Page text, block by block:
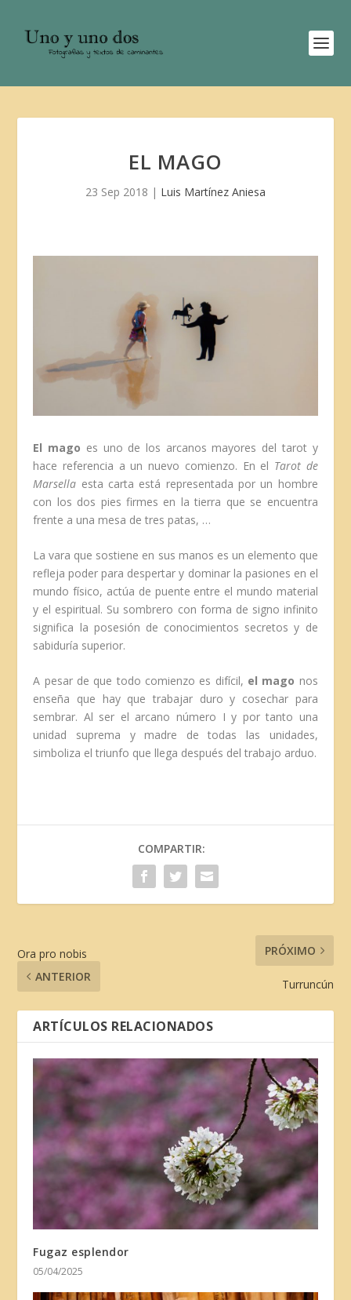
EL MAGO
23 Sep 2018 | Luis Martínez Aniesa
El mago es uno de los arcanos mayores del tarot y
hace referencia a un nuevo comienzo. En el Tarot de
Marsella esta carta está representada por un hombre
con los dos pies firmes en la tierra que se encuentra
frente a una mesa de tres patas, …
La vara que sostiene en sus manos es un elemento que
refleja poder para despertar y dominar la pasiones en el
mundo físico, actúa de puente entre el mundo material
y el espiritual. Su sombrero con forma de signo infinito
significa la posesión de conocimientos secretos y de
sabiduría superior.
A pesar de que todo comienzo es difícil, el mago nos
enseña que hay que trabajar duro y cosechar para
sembrar. Al ser el arcano número I y por tanto una
unidad suprema y madre de todas las unidades,
simboliza el triunfo que llega después del trabajo arduo.
COMPARTIR:
Ora pro nobis
ANTERIOR
PRÓXIMO
Turruncún
ARTÍCULOS RELACIONADOS
Fugaz esplendor
05/04/2025